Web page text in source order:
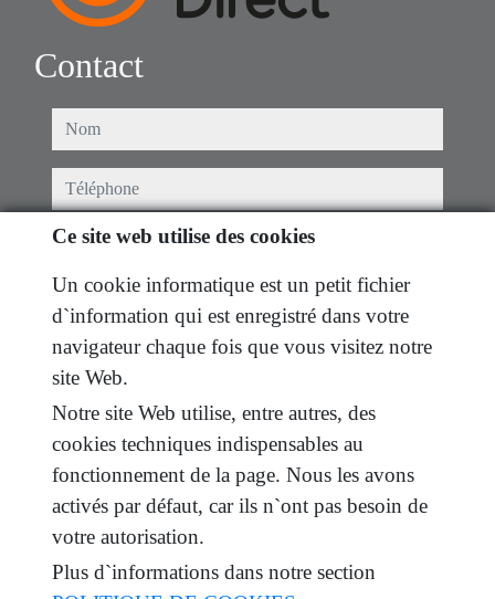
Contact
nom
téléphone
email
Je l'ai lu et accepté les conditions d'utilisation et
politique de confidentialité
message
Captcha
Ce site web utilise des cookies
Un cookie informatique est un petit fichier
d`information qui est enregistré dans votre
navigateur chaque fois que vous visitez notre
site Web.
Notre site Web utilise, entre autres, des
cookies techniques indispensables au
fonctionnement de la page. Nous les avons
activés par défaut, car ils n`ont pas besoin de
votre autorisation.
Plus d`informations dans notre section